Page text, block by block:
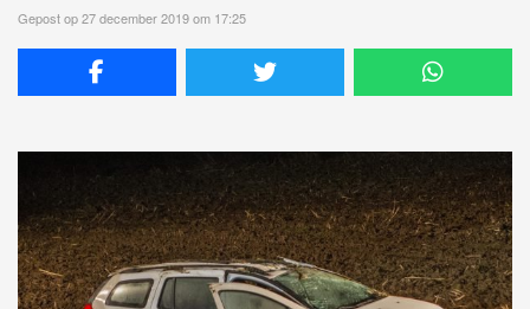
Gepost op 27 december 2019 om 17:25